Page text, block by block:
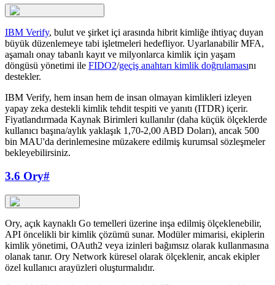
IBM Verify, bulut ve şirket içi arasında hibrit kimliğe ihtiyaç duyan
büyük düzenlemeye tabi işletmeleri hedefliyor. Uyarlanabilir MFA,
aşamalı onay tabanlı kayıt ve milyonlarca kimlik için yaşam
döngüsü yönetimi ile FIDO2/geçiş anahtarı kimlik doğrulamasını
destekler.
IBM Verify, hem insan hem de insan olmayan kimlikleri izleyen
yapay zeka destekli kimlik tehdit tespiti ve yanıtı (ITDR) içerir.
Fiyatlandırmada Kaynak Birimleri kullanılır (daha küçük ölçeklerde
kullanıcı başına/aylık yaklaşık 1,70-2,00 ABD Doları), ancak 500
bin MAU'da derinlemesine müzakere edilmiş kurumsal sözleşmeler
bekleyebilirsiniz.
3.6 Ory#
Ory, açık kaynaklı Go temelleri üzerine inşa edilmiş ölçeklenebilir,
API öncelikli bir kimlik çözümü sunar. Modüler mimarisi, ekiplerin
kimlik yönetimi, OAuth2 veya izinleri bağımsız olarak kullanmasına
olanak tanır. Ory Network küresel olarak ölçeklenir, ancak ekipler
özel kullanıcı arayüzleri oluşturmalıdır.